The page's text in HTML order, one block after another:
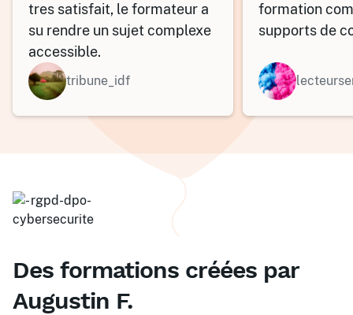
tres satisfait, le formateur a
su rendre un sujet complexe
accessible.
tribune_idf
formation
supports de
Des formations créées par
Augustin F.